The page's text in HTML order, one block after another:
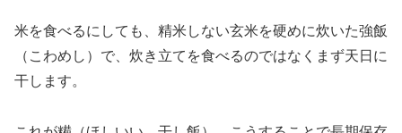
米を食べるにしても、精米しない玄米を硬めに炊いた強飯
（こわめし）で、炊き立てを食べるのではなくまず天日に
干します。